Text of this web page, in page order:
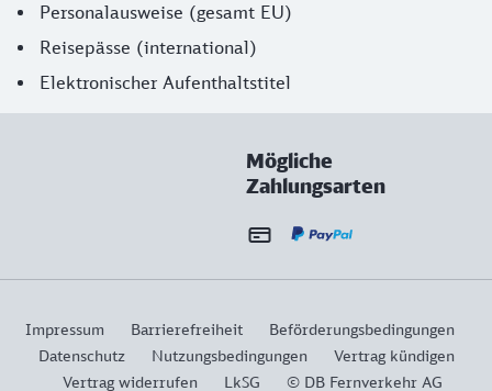
Personalausweise (gesamt EU)
Reisepässe (international)
Elektronischer Aufenthaltstitel
Mögliche
Zahlungsarten
Impressum Barrierefreiheit
Beförderungsbedingungen
Datenschutz
Nutzungsbedingungen
Vertrag kündigen
Vertrag widerrufen
LkSG © DB Fernverkehr AG